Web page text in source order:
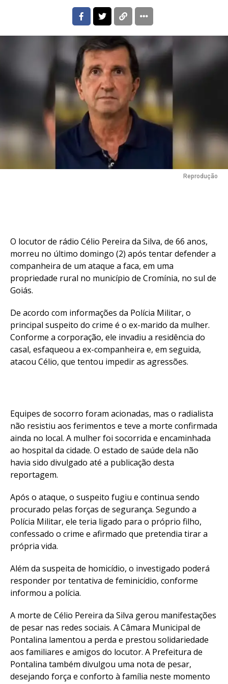
Reprodução
O locutor de rádio Célio Pereira da Silva, de 66 anos,
morreu no último domingo (2) após tentar defender a
companheira de um ataque a faca, em uma
propriedade rural no município de Cromínia, no sul de
Goiás.
De acordo com informações da Polícia Militar, o
principal suspeito do crime é o ex-marido da mulher.
Conforme a corporação, ele invadiu a residência do
casal, esfaqueou a ex-companheira e, em seguida,
atacou Célio, que tentou impedir as agressões.
Equipes de socorro foram acionadas, mas o radialista
não resistiu aos ferimentos e teve a morte confirmada
ainda no local. A mulher foi socorrida e encaminhada
ao hospital da cidade. O estado de saúde dela não
havia sido divulgado até a publicação desta
reportagem.
Após o ataque, o suspeito fugiu e continua sendo
procurado pelas forças de segurança. Segundo a
Polícia Militar, ele teria ligado para o próprio filho,
confessado o crime e afirmado que pretendia tirar a
própria vida.
Além da suspeita de homicídio, o investigado poderá
responder por tentativa de feminicídio, conforme
informou a polícia.
A morte de Célio Pereira da Silva gerou manifestações
de pesar nas redes sociais. A Câmara Municipal de
Pontalina lamentou a perda e prestou solidariedade
aos familiares e amigos do locutor. A Prefeitura de
Pontalina também divulgou uma nota de pesar,
desejando força e conforto à família neste momento